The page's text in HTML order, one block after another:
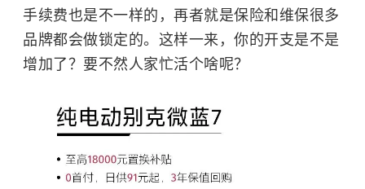
手续费也是不一样的，再者就是保险和维保很多
品牌都会做锁定的。这样一来，你的开支是不是
增加了？要不然人家忙活个啥呢？